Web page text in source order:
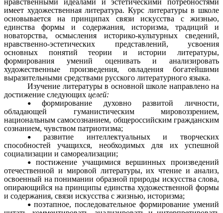
нравственными идеалами и эстетическими потребностями
имеет художественная литература. Курс литературы в школе
основывается на принципах связи искусства с жизнью,
единства формы и содержания, историзма, традиций и
новаторства, осмысления историко-культурных сведений,
нравственно-эстетических представлений, усвоения
основных понятий теории и истории литературы,
формирования умений оценивать и анализировать
художественные произведения, овладения богатейшими
выразительными средствами русского литературного языка.
Изучение литературы в основной школе направлено на
достижение следующих целей:
формирование духовно развитой личности,
обладающей гуманистическим мировоззрением,
национальным самосознанием, общероссийским гражданским
сознанием, чувством патриотизма;
развитие интеллектуальных и творческих
способностей учащихся, необходимых для их успешной
социализации и самореализации;
постижение учащимися вершинных произведений
отечественной и мировой литературы, их чтение и анализ,
освоенный на понимании образной природы искусства слова,
опирающийся на принципы единства художественной формы
и содержания, связи искусства с жизнью, историзма;
поэтапное, последовательное формирование умений